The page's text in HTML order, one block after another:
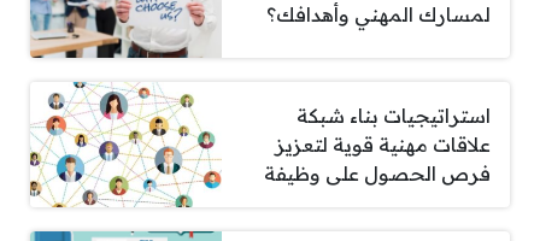
لمسارك المهني وأهدافك؟
استراتيجيات بناء شبكة
علاقات مهنية قوية لتعزيز
فرص الحصول على وظيفة